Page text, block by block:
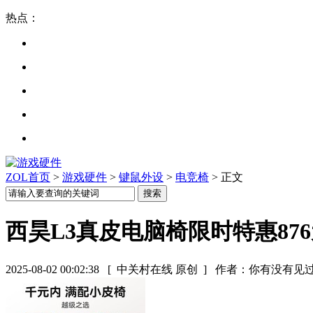
热点：
ZOL首页 > 游戏硬件 > 键鼠外设 > 电竞椅 > 正文
西昊L3真皮电脑椅限时特惠
2025-08-02 00:02:38 [ 中关村在线 原创 ] 作者：你有没有见